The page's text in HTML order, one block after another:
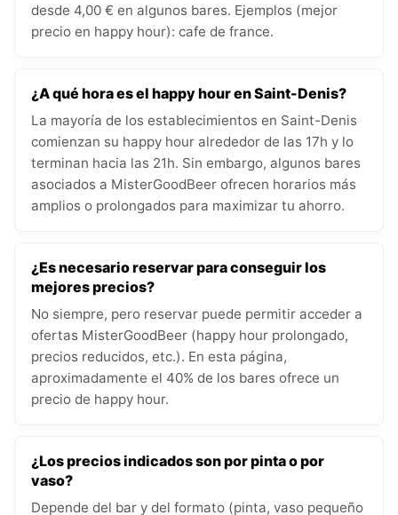
desde 4,00 € en algunos bares. Ejemplos (mejor
precio en happy hour): cafe de france.
¿A qué hora es el happy hour en Saint-Denis?
La mayoría de los establecimientos en Saint-Denis
comienzan su happy hour alrededor de las 17h y lo
terminan hacia las 21h. Sin embargo, algunos bares
asociados a MisterGoodBeer ofrecen horarios más
amplios o prolongados para maximizar tu ahorro.
¿Es necesario reservar para conseguir los
mejores precios?
No siempre, pero reservar puede permitir acceder a
ofertas MisterGoodBeer (happy hour prolongado,
precios reducidos, etc.). En esta página,
aproximadamente el 40% de los bares ofrece un
precio de happy hour.
¿Los precios indicados son por pinta o por
vaso?
Depende del bar y del formato (pinta, vaso pequeño